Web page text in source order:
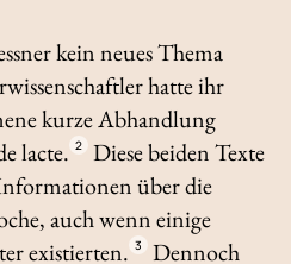
kein neues Thema
hatte ihr
kurze Abhandlung
lacte. 2
Diese beiden Texte
über die
auch wenn einige
existierten. 3
Dennoch